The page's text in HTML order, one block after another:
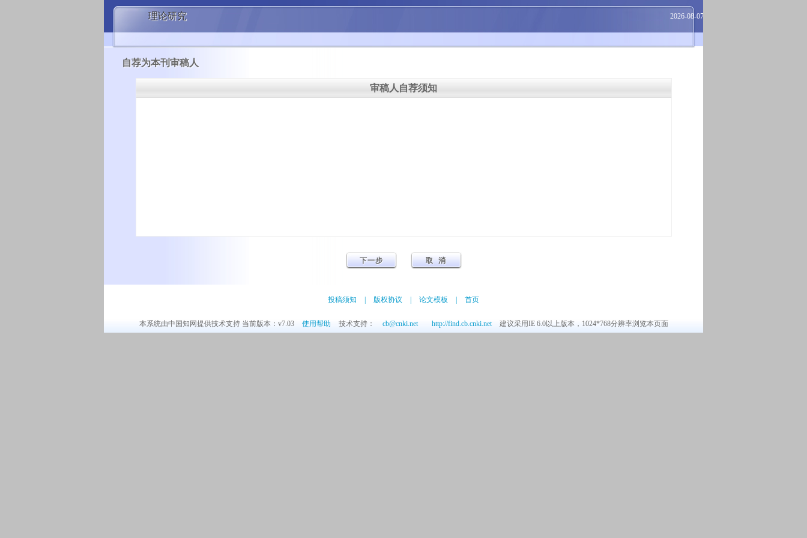
理论研究 2026-08-07
自荐为本刊审稿人
审稿人自荐须知
投稿须知 版权协议 论文模板 首页
本系统由中国知网提供技术支持 当前版本：v7.03 使用帮助 技术支持： cb@cnki.net http://find.cb.cnki.net 建议采用IE 6.0以上版本，1024*768分辨率浏览本页面